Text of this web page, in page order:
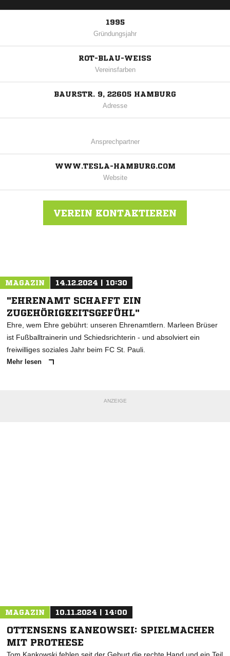
1995
Gründungsjahr
ROT-BLAU-WEISS
Vereinsfarben
BAURSTR. 9, 22605 HAMBURG
Adresse
Ansprechpartner
WWW.TESLA-HAMBURG.COM
Website
VEREIN KONTAKTIEREN
MAGAZIN 14.12.2024 | 10:30
"EHRENAMT SCHAFFT EIN
ZUGEHÖRIGKEITSGEFÜHL"
Ehre, wem Ehre gebührt: unseren Ehrenamtlern. Marleen Brüser
ist Fußballtrainerin und Schiedsrichterin - und absolviert ein
freiwilliges soziales Jahr beim FC St. Pauli.
Mehr lesen
ANZEIGE
MAGAZIN 10.11.2024 | 14:00
OTTENSENS KANKOWSKI: SPIELMACHER
MIT PROTHESE